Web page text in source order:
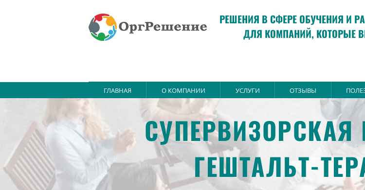
РЕШЕНИЯ В СФЕРЕ ОБУЧЕНИЯ И
ДЛЯ КОМПАНИЙ, КОТОРЫЕ
ГЛАВНАЯ О КОМПАНИИ УСЛУГИ ОТЗЫВЫ
ГЕШТАЛЬТ-